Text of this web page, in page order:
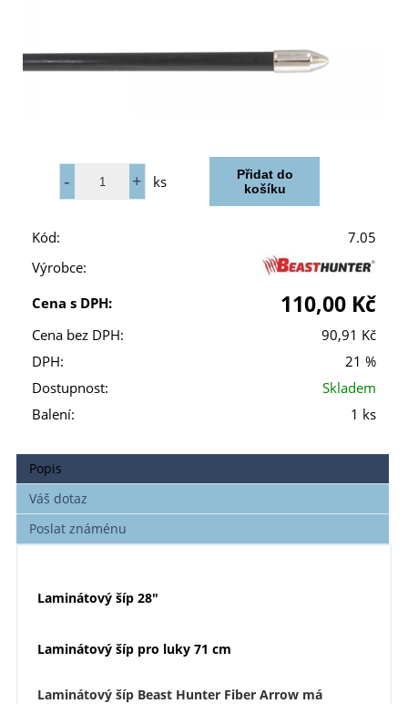
ks
Kód:
7.05
Výrobce:
Cena s DPH:
110,00 Kč
Cena bez DPH:
90,91 Kč
DPH:
21 %
Dostupnost:
Skladem
Balení:
1 ks
Popis
Váš dotaz
Poslat známénu
Laminátový šíp28"
Laminátový šíp pro luky 71 cm
Laminátový šíp Beast Hunter Fiber Arrow má